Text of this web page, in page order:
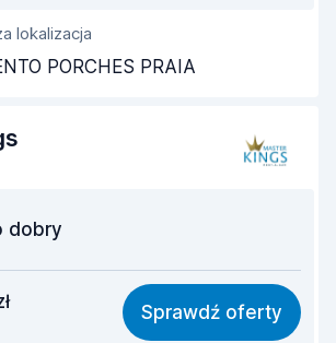
lokalizacja
PORCHES PRAIA
dobry
8,8
8,2
Sprawdź oferty